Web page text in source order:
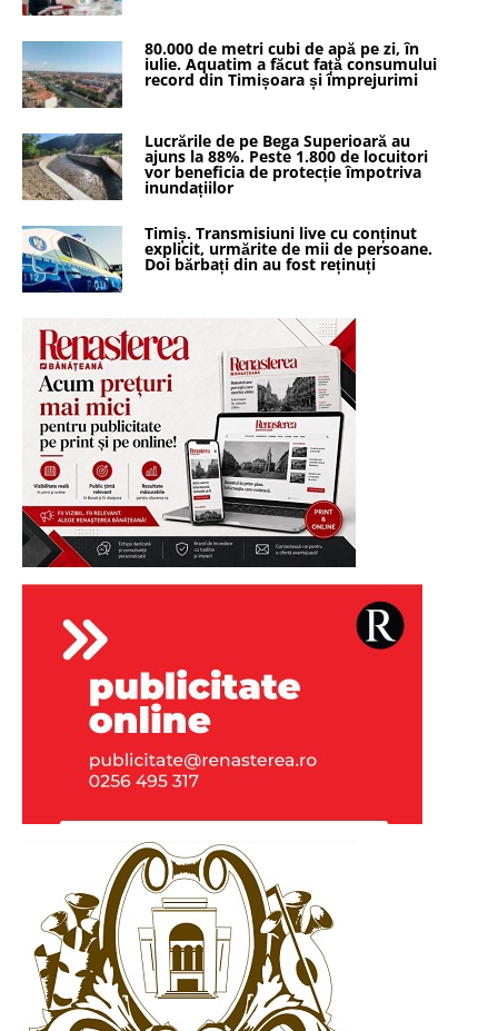
80.000 de metri cubi de apă pe zi, în
iulie. Aquatim a făcut față consumului
record din Timișoara și împrejurimi
Lucrările de pe Bega Superioară au
ajuns la 88%. Peste 1.800 de locuitori
vor beneficia de protecție împotriva
inundațiilor
Timiș. Transmisiuni live cu conținut
explicit, urmărite de mii de persoane.
Doi bărbați din au fost reținuți